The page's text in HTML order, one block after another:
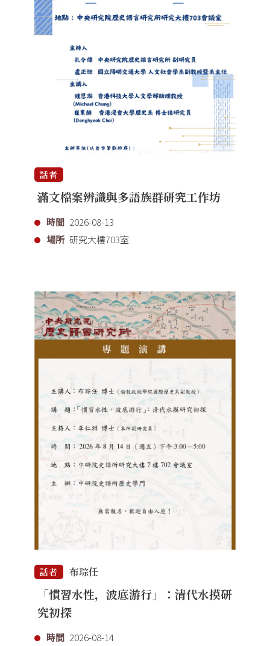
話者
滿文檔案辨識與多語族群研究工作坊
時間 2026-08-13
場所 研究大樓703室
話者 布琮任
「慣習水性，波底游行」：清代水摸研
究初探
時間 2026-08-14